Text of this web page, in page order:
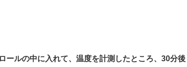
ールの中に入れて、温度を計測したところ、30分後